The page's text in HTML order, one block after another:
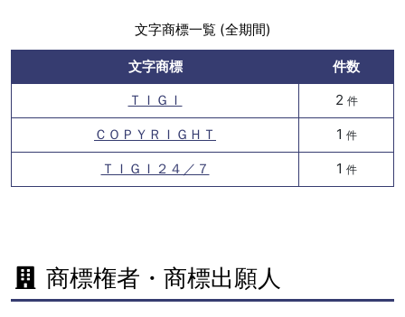
文字商標一覧 (全期間)
文字商標
件数
ＴＩＧＩ
2 件
ＣＯＰＹＲＩＧＨＴ 1 件
ＴＩＧＩ２４／７ 1 件
商標権者・商標出願人